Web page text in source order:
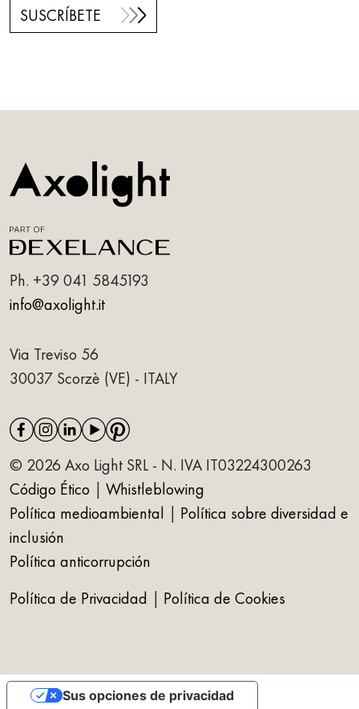
SUSCRÍBETE
Ph. +39 041 5845193
info@axolight.it
Via Treviso 56
30037 Scorzè (VE) - ITALY
© 2026 Axo Light SRL - N. IVA IT03224300263
Código Ético | Whistleblowing
Política medioambiental | Política sobre diversidad e
inclusión
Política anticorrupción
Política de Privacidad | Política de Cookies
Sus opciones de privacidad